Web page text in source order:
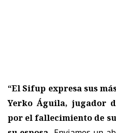
“El Sifup expresa sus
Yerko Águila, jugador
por el fallecimiento de